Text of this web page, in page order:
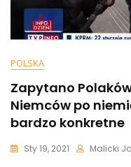
POLSKA
Zapytano
Niemców po
bardzo konkretne
Sty 19, 2021 Malicki